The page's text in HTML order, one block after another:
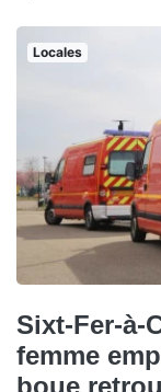
Locales
Sixt-Fer-à-
femme
boue